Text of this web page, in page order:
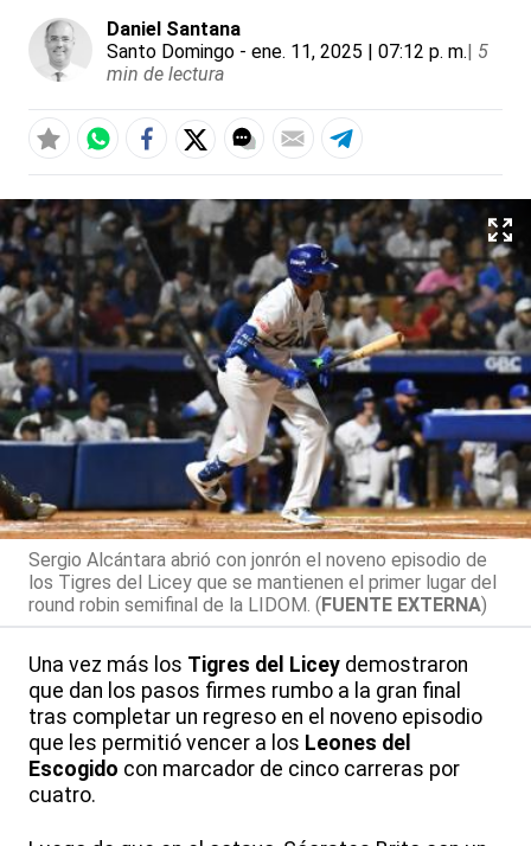
Daniel Santana
Santo Domingo - ene. 11, 2025 | 07:12 p. m.| 5
min de lectura
Sergio Alcántara abrió con jonrón el noveno episodio de
los Tigres del Licey que se mantienen el primer lugar del
round robin semifinal de la LIDOM. (FUENTE EXTERNA)
Una vez más los Tigres del Licey demostraron
que dan los pasos firmes rumbo a la gran final
tras completar un regreso en el noveno episodio
que les permitió vencer a los Leones del
Escogido con marcador de cinco carreras por
cuatro.